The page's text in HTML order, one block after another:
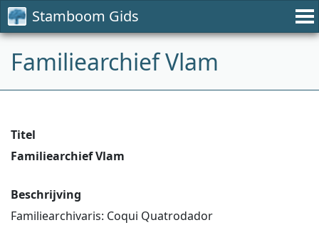
Stamboom Gids
Familiearchief Vlam
Titel
Familiearchief Vlam
Beschrijving
Familiearchivaris: Coqui Quatrodador